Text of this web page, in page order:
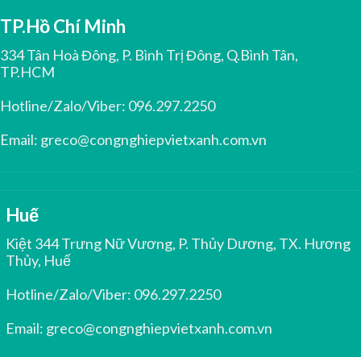
TP.Hồ Chí Minh
334 Tân Hoà Đông, P. Bình Trị Đông, Q.Bình Tân,
TP.HCM
Hotline/Zalo/Viber: 096.297.2250
Email: greco@congnghiepvietxanh.com.vn
Huế
Kiệt 344 Trưng Nữ Vương, P. Thủy Dương, TX. Hương
Thủy, Huế
Hotline/Zalo/Viber: 096.297.2250
Email: greco@congnghiepvietxanh.com.vn